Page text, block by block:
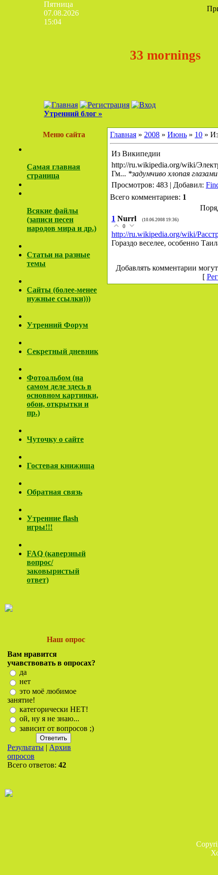
Пятница
07.08.2026
15:04
33 mornings
Утренний блог »
Меню сайта
Самая главная
страница
Всякие файлы
(записи песен
народов мира и др.)
Cтатьи на разные
темы
Сайты (более-менее
нужные ссылки)))
Утренний Форум
Секретный дневник
Фотоальбом (на
самом деле здесь в
основном картинки,
обои, открытки и
пр.)
Чуточку о сайте
Гостевая книжища
Обратная связь
Утренние flash
игры!!!
FAQ (каверзный
вопрос/
заковыристый
ответ)
Наш опрос
Вам нравится
учавствовать в опросах?
да
нет
это моё любимое
занятие!
категорически НЕТ!
ой, ну я не знаю...
зависит от вопросов ;)
Результаты | Архив
опросов
Всего ответов: 42
Главная » 2008 » Июнь » 10 »
Из Википедии
http://ru.wikipedia.org/wiki/
Гм... *задумчиво хлопая
Просмотров: 483 | Добавил:
Всего комментариев: 1
1 Nurrl (10.06.2008 19:36)
0
http://ru.wikipedia.org/wiki/
Гораздо веселее, особенно
Добавлять комментарии
[